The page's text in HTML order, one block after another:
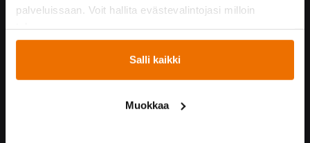
palveluissaan. Voit hallita evästevalintojasi milloin
Salli kaikki
Muokkaa
Yrityskumppaneille
Yhteistyössä
Hukka suosittelee!
Kummijoukkueet